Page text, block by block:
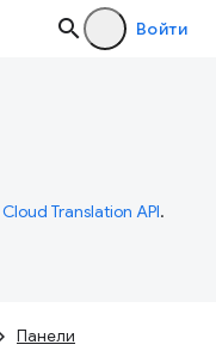
Войти
Cloud Translation API.
Панели